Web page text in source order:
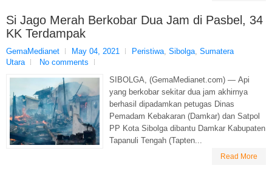
Si Jago Merah Berkobar Dua Jam di Pasbel, 34
KK Terdampak
GemaMedianet May 04, 2021 Peristiwa, Sibolga, Sumatera
Utara
No comments
SIBOLGA, (GemaMedianet.com) — Api
yang berkobar sekitar dua jam akhirnya
berhasil dipadamkan petugas Dinas
Pemadam Kebakaran (Damkar) dan Satpol
PP Kota Sibolga dibantu Damkar Kabupaten
Tapanuli Tengah (Tapten...
Read More